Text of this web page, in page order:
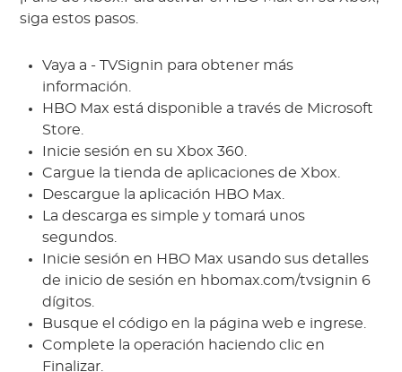
siga estos pasos.
Vaya a - TVSignin para obtener más
información.
HBO Max está disponible a través de Microsoft
Store.
Inicie sesión en su Xbox 360.
Cargue la tienda de aplicaciones de Xbox.
Descargue la aplicación HBO Max.
La descarga es simple y tomará unos
segundos.
Inicie sesión en HBO Max usando sus detalles
de inicio de sesión en hbomax.com/tvsignin 6
dígitos.
Busque el código en la página web e ingrese.
Complete la operación haciendo clic en
Finalizar.